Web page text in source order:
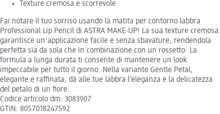
Texture cremosa e scorrevole
Fai notare il tuo sorriso usando la matita per contorno labbra
Professional Lip Pencil di ASTRA MAKE-UP! La sua texture cremosa
garantisce un'applicazione facile e senza sbavature, rendendola
perfetta sia da sola che in combinazione con un rossetto. La
formula a lunga durata ti consente di mantenere un look
impeccabile per tutto il giorno. Nella variante Gentle Petal,
elegante e raffinata, dà alle tue labbra l’eleganza e la delicatezza
del petalo di un fiore.
Codice articolo dm: 3083907
GTIN: 8057018247592